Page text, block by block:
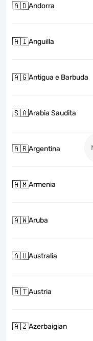
🇦🇩Andorra
🇦🇮Anguilla
🇦🇬Antigua e Barbuda
🇸🇦Arabia Saudita
🇦🇷Argentina
🇦🇲Armenia
🇦🇼Aruba
🇦🇺Australia
🇦🇹Austria
🇦🇿Azerbaigian